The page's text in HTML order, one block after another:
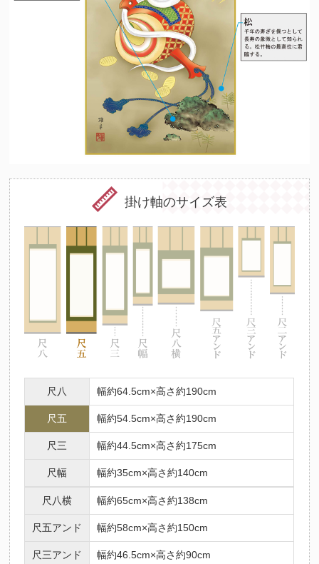
掛け軸のサイズ表
尺八 幅約64.5cm×高さ約190cm
尺五 幅約54.5cm×高さ約190cm
尺三 幅約44.5cm×高さ約175cm
尺幅 幅約35cm×高さ約140cm
尺八横 幅約65cm×高さ約138cm
尺五アンド 幅約58cm×高さ約150cm
尺三アンド 幅約46.5cm×高さ約90cm